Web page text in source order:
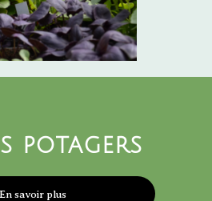
potagers
En savoir plus